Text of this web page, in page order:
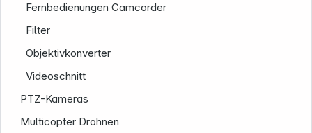
Fernbedienungen Camcorder
Filter
Objektivkonverter
Videoschnitt
PTZ-Kameras
Multicopter Drohnen